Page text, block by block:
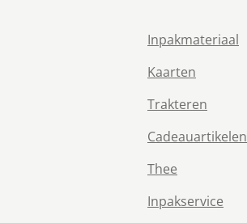
Inpakmateriaal
Kaarten
Trakteren
Cadeauartikelen
Thee
Inpakservice